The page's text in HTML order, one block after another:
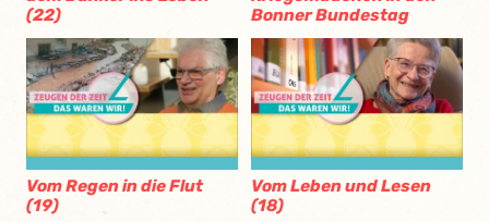
(22)
Bonner Bundestag
Vom Regen in die Flut
(19)
Vom Leben und Lesen
(18)